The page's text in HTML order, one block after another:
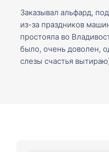
Заказывал альфард,
из-за праздников
простояла во
было, очень доволен,
слезы счастья